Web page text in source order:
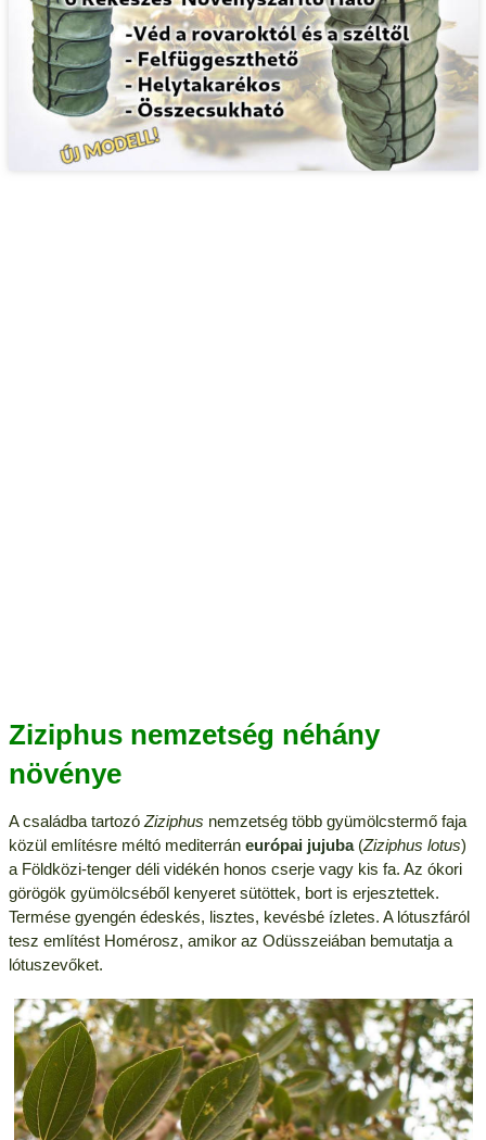
Ziziphus nemzetség néhány
növénye
A családba tartozó Ziziphus nemzetség több gyümölcstermő faja
közül említésre méltó mediterrán európai jujuba(Ziziphus lotus)
a Földközi-tenger déli vidékén honos cserje vagy kis fa. Az ókori
görögök gyümölcséből kenyeret sütöttek, bort is erjesztettek.
Termése gyengén édeskés, lisztes, kevésbé ízletes. A lótuszfáról
tesz említést Homérosz, amikor az Odüsszeiában bemutatja a
lótuszevőket.